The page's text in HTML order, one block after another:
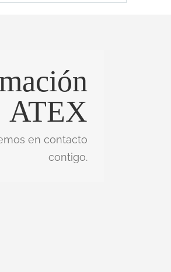
ATEX
en contacto
contigo.